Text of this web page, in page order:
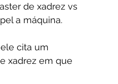
de xadrez vs
a máquina.
ele cita um
xadrez em que